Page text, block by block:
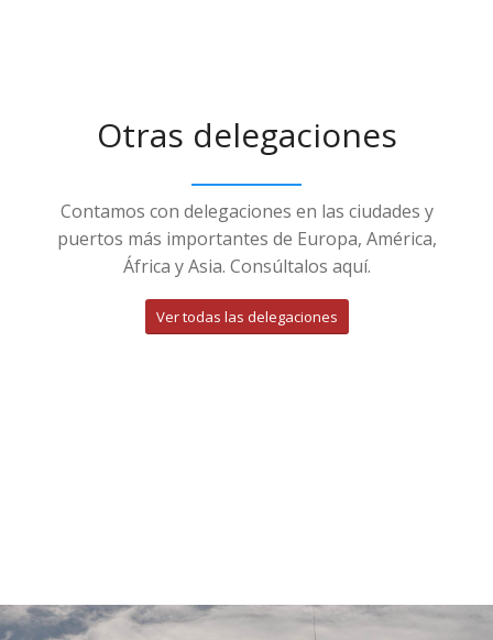
Otras delegaciones
Contamos con delegaciones en las ciudades y
puertos más importantes de Europa, América,
África y Asia. Consúltalos aquí.
Ver todas las delegaciones